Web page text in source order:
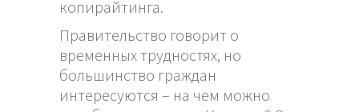
копирайтинга.
Правительство говорит о
временных трудностях, но
большинство граждан
интересуются – на чем можно